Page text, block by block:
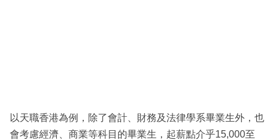
以天職香港為例，除了會計、財務及法律學系畢業生外，也
會考慮經濟、商業等科目的畢業生，起薪點介乎15,000至